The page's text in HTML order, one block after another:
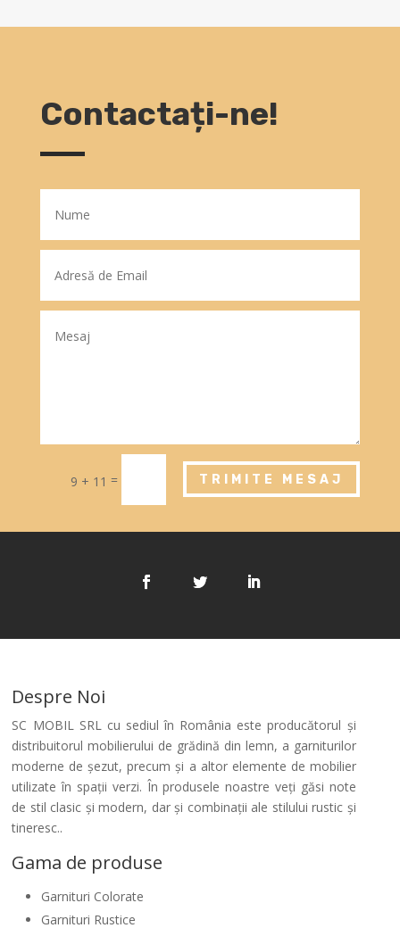
Contactați-ne!
9 + 11 = TRIMITE MESAJ
Despre Noi
SC MOBIL SRL cu sediul în România este producătorul şi
distribuitorul mobilierului de grădină din lemn, a garniturilor
moderne de şezut, precum şi a altor elemente de mobilier
utilizate în spaţii verzi. În produsele noastre veţi găsi note
de stil clasic şi modern, dar şi combinaţii ale stilului rustic şi
tineresc..
Gama de produse
Garnituri Colorate
Garnituri Rustice